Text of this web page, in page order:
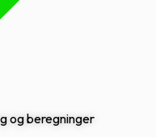
og beregninger